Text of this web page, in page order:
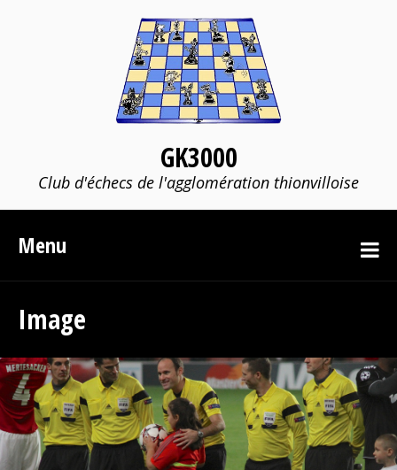
GK3000
Club d'échecs de l'agglomération thionvilloise
Menu
Image